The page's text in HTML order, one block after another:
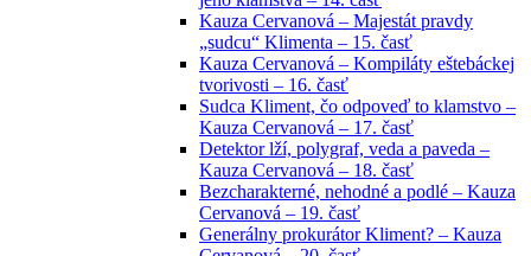
Kauza Cervanová – Majestát pravdy
„sudcu“ Klimenta – 15. časť
Kauza Cervanová – Kompiláty eštebáckej
tvorivosti – 16. časť
Sudca Kliment, čo odpoveď to klamstvo –
Kauza Cervanová – 17. časť
Detektor lží, polygraf, veda a paveda –
Kauza Cervanová – 18. časť
Bezcharakterné, nehodné a podlé – Kauza
Cervanová – 19. časť
Generálny prokurátor Kliment? – Kauza